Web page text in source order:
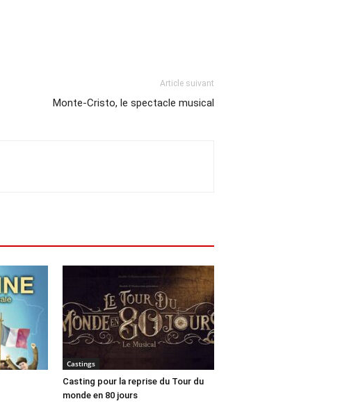
Article suivant
Monte-Cristo, le spectacle musical
Castings
Casting pour la reprise du Tour du
monde en 80 jours